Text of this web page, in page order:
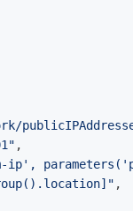
,
ip',
,